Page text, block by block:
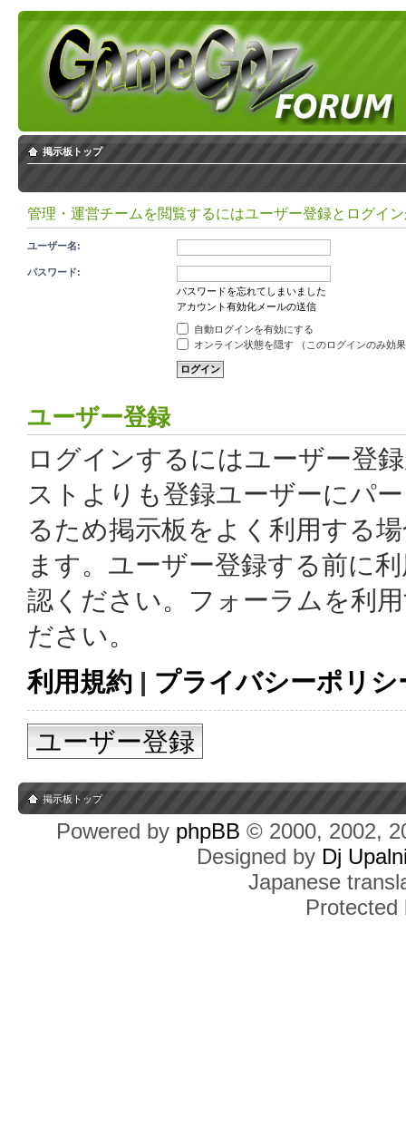
掲示板トップ
管理・運営チームを閲覧するにはユーザー登録とログイ
ユーザー名:
パスワード:
パスワードを忘れてしまいました
アカウント有効化メールの送信
自動ログインを有効にする
オンライン状態を隠す （このログインのみ効
ユーザー登録
ログインするにはユーザー登
ストよりも登録ユーザーにパ
るため掲示板をよく利用する
ます。ユーザー登録する前に
認ください。フォーラムを利
ださい。
利用規約 | プライバシーポリシ
ユーザー登録
掲示板トップ
Powered by phpBB © 2000, 2002,
Designed by Dj
Japanese